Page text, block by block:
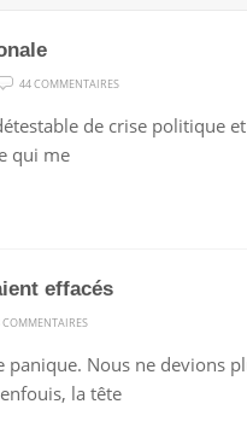
44 COMMENTAIRES
RAGE
de crise politique
qui me
effacés
COMMENTAIRES
NOUS
CROYAIENT
panique. Nous ne devions
la tête